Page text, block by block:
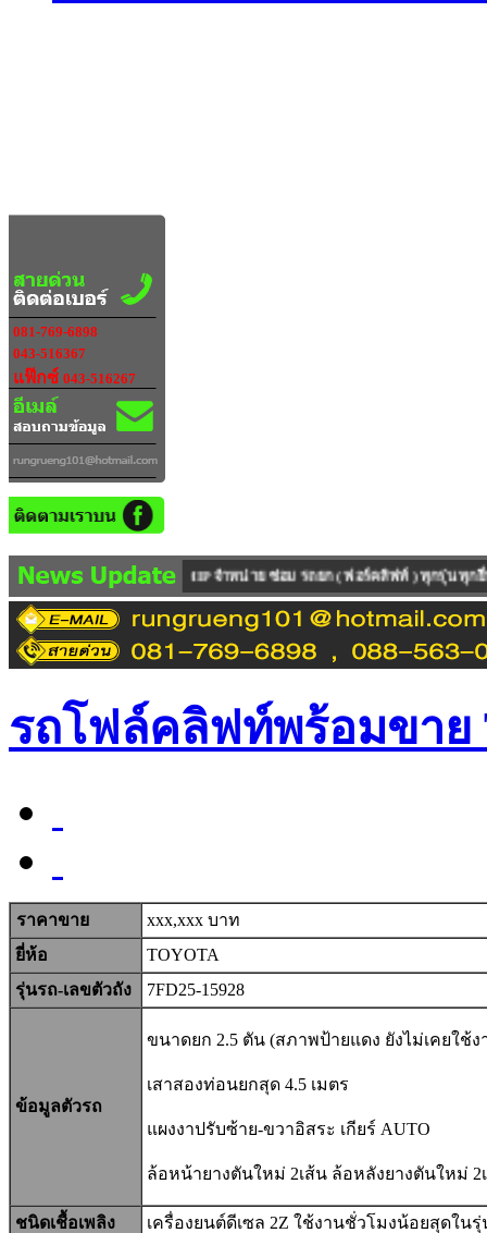
081-769-6898
043-516367
แฟ๊กซ์ 043-516267
จำหน่าย ซ่อม รถยก ( ฟอร์คลิฟท์ ) ทุกรุ่น ทุกยี่ห้อ ทุกคันเป็นรถนำ
รถโฟล์คลิฟท์พร้อมขาย
ราคาขาย
xxx,xxx บาท
ยี่ห้อ
TOYOTA
รุ่นรถ-เลขตัวถัง
7FD25-15928
ข้อมูลตัวรถ
ขนาดยก 2.5 ตัน (สภาพป้ายแดง ยังไม่เคยใช้ง
เสาสองท่อนยกสุด 4.5 เมตร
แผงงาปรับซ้าย-ขวาอิสระ เกียร์ AUTO
ล้อหน้ายางตันใหม่ 2เส้น ล้อหลังยางตันใหม่ 2
ชนิดเชื้อเพลิง
เครื่องยนต์ดีเซล 2Z ใช้งานชั่วโมงน้อยสุดในรุ่